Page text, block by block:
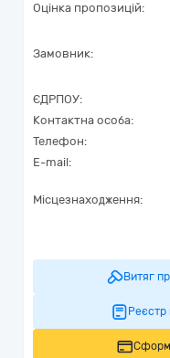
Оцінка пропозицій:
Замовник:
ЄДРПОУ:
Контактна особа:
Телефон:
E-mail:
Місцезнаходження:
Витяг
Реєстр